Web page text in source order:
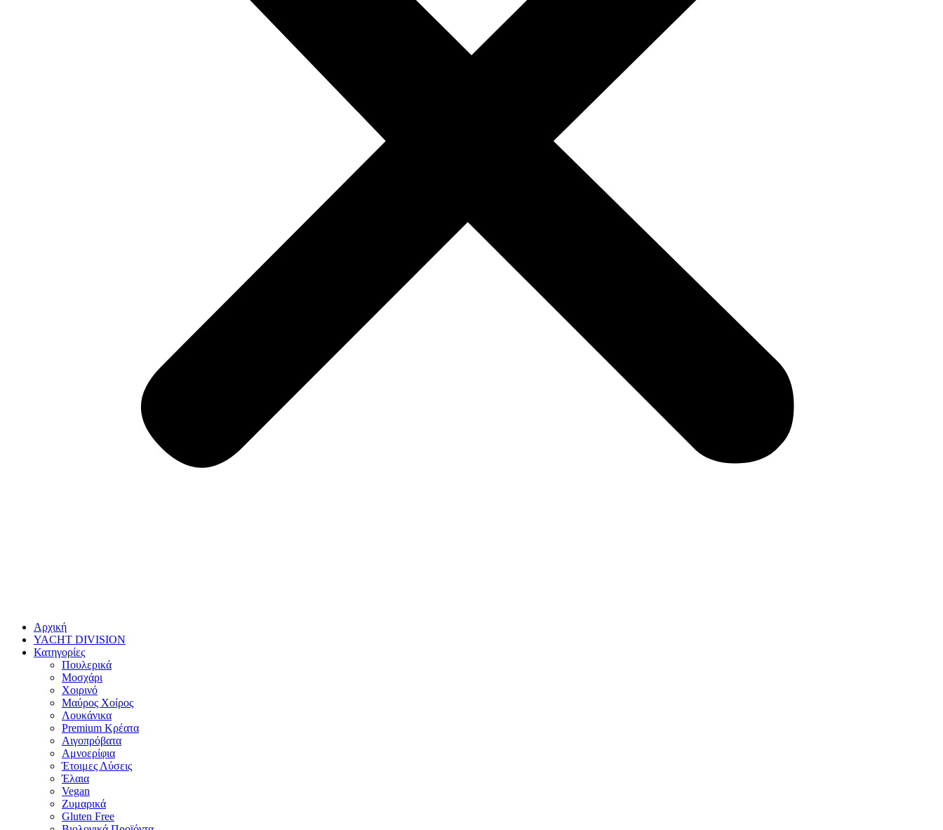
Αρχική
YACHT DIVISION
Κατηγορίες
Πουλερικά
Μοσχάρι
Χοιρινό
Μαύρος Χοίρος
Λουκάνικα
Premium Κρέατα
Αιγοπρόβατα
Αμνοερίφια
Έτοιμες Λύσεις
Έλαια
Vegan
Ζυμαρικά
Gluten Free